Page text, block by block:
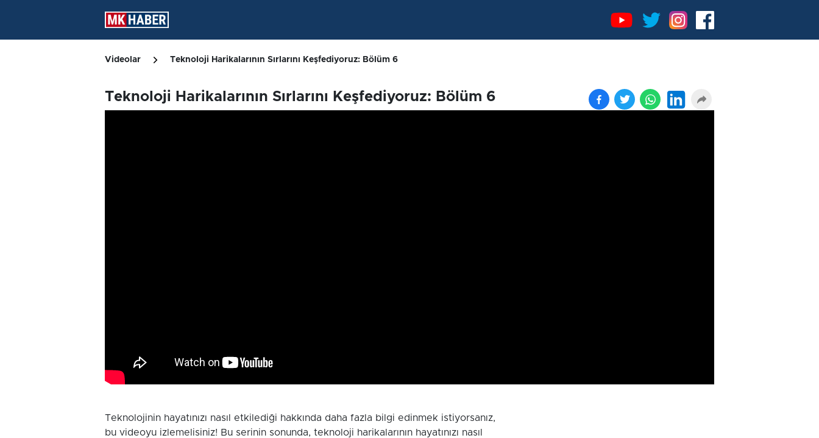
Videolar Teknoloji Harikalarının Sırlarını Keşfediyoruz: Bölüm 6
Teknoloji Harikalarının Sırlarını Keşfediyoruz: Bölüm 6
Teknolojinin hayatınızı nasıl etkilediği hakkında daha fazla bilgi edinmek istiyorsanız,
bu videoyu izlemelisiniz! Bu serinin sonunda, teknoloji harikalarının hayatınızı nasıl